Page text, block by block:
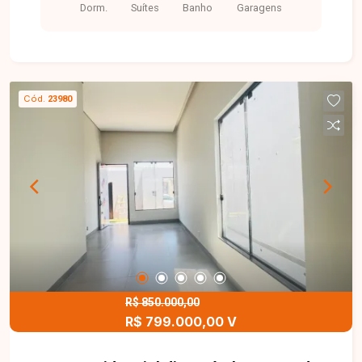
salas (duas no térreo, sendo uma com átrio e
Dorm. Suítes Banho Garagens
Cód. 23980
R$ 850.000,00
R$ 799.000,00 V